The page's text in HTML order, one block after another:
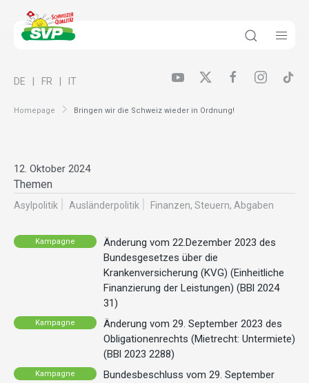
Homepage Bringen wir die Schweiz wieder in Ordnung!
DE FR IT
12. Oktober 2024
Themen
Asylpolitik Ausländer­politik Finanzen, Steuern, Abgaben
Kampagne
Änderung vom 22.Dezember 2023 des
Bundesgesetzes über die
Krankenversicherung (KVG) (Einheitliche
Finanzierung der Leistungen) (BBl 2024
31)
Kampagne
Änderung vom 29. September 2023 des
Obligationenrechts (Mietrecht: Untermiete)
(BBl 2023 2288)
Kampagne
Bundesbeschluss vom 29. September